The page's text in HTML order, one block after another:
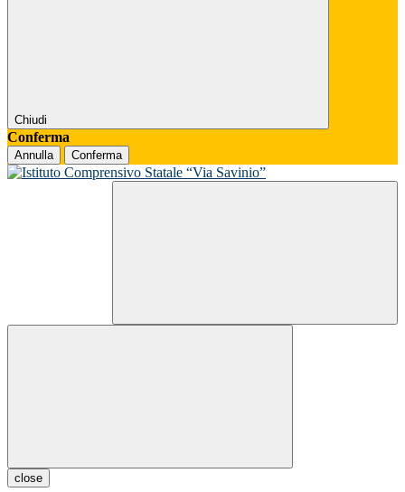
Chiudi
Conferma
Annulla Conferma
close